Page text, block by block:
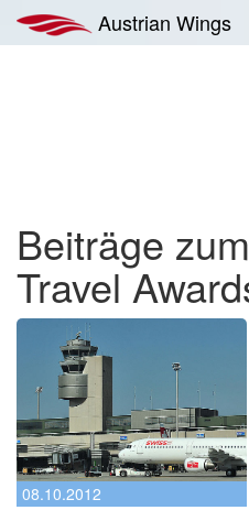
Inhalt
springen
Austrian Wings
Beiträge
Travel
08.10.2012